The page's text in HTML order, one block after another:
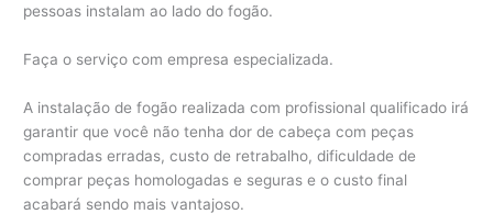
pessoas instalam ao lado do fogão.
Faça o serviço com empresa especializada.
A instalação de fogão realizada com profissional qualificado irá
garantir que você não tenha dor de cabeça com peças
compradas erradas, custo de retrabalho, dificuldade de
comprar peças homologadas e seguras e o custo final
acabará sendo mais vantajoso.